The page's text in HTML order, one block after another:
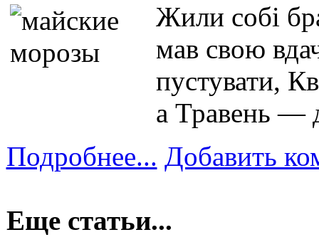
Жили собі
мав свою
пустувати,
а Травень —
Подробнее... Добавить
Еще статьи...